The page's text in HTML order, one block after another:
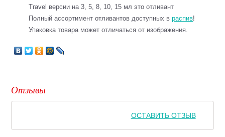
Travel версии на 3, 5, 8, 10, 15 мл это отливант
Полный ассортимент отливантов доступных враспив!
Упаковка товара может отличаться от изображения.
Отзывы
ОСТАВИТЬ ОТЗЫВ